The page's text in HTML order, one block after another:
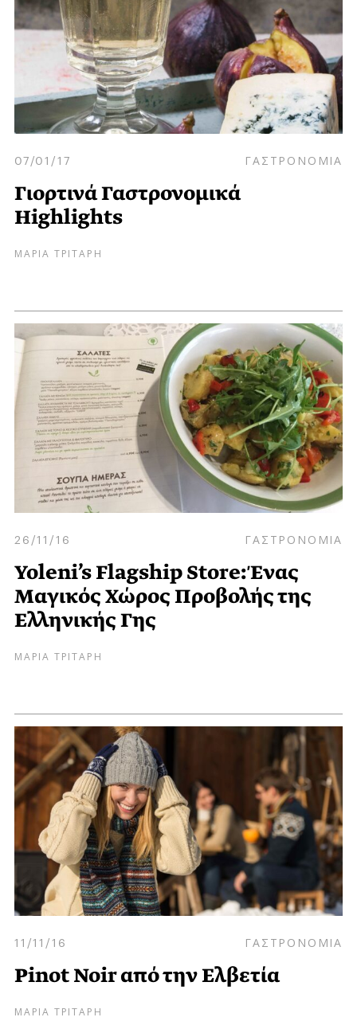
07/01/17 ΓΑΣΤΡΟΝΟΜΙΑ
Γιορτινά Γαστρονομικά
Highlights
ΜΑΡΙΑ ΤΡΙΤΑΡΗ
26/11/16 ΓΑΣΤΡΟΝΟΜΙΑ
Yoleni’s Flagship Store: Ένας
Μαγικός Χώρος Προβολής της
Ελληνικής Γης
ΜΑΡΙΑ ΤΡΙΤΑΡΗ
11/11/16 ΓΑΣΤΡΟΝΟΜΙΑ
Pinot Noir από την Ελβετία
ΜΑΡΙΑ ΤΡΙΤΑΡΗ